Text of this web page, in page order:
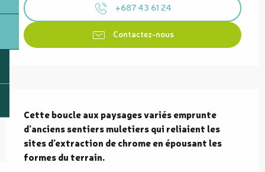
+687 43 61 24
Contactez-nous
Cette boucle aux paysages variés emprunte
d’anciens sentiers muletiers qui reliaient les
sites d’extraction de chrome en épousant les
formes du terrain.